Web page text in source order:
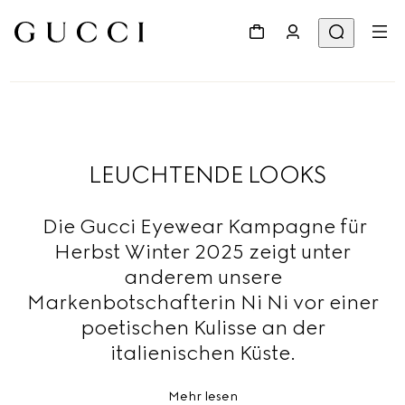
LEUCHTENDE LOOKS
Die Gucci Eyewear Kampagne für
Herbst Winter 2025 zeigt unter
anderem unsere
Markenbotschafterin Ni Ni vor einer
poetischen Kulisse an der
italienischen Küste.
Mehr lesen